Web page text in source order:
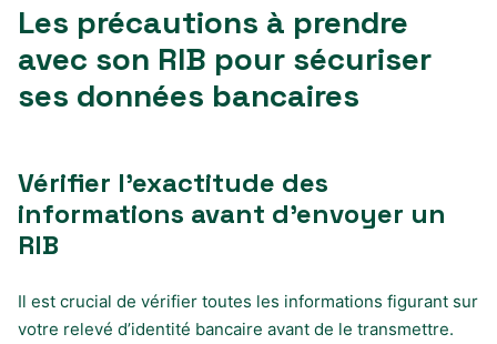
Les précautions à prendre
avec son RIB pour sécuriser
ses données bancaires
Vérifier l’exactitude des
informations avant d’envoyer un
RIB
Il est crucial de vérifier toutes les informations figurant sur
votre relevé d’identité bancaire avant de le transmettre.